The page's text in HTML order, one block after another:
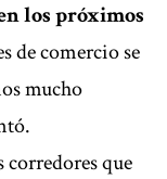
los próximos
de comercio se
mucho
corredores que